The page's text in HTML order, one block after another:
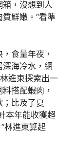
，沒想到人
鮮嫩。”看準
食量年夜，
海冷水，網
進東探索出一
搭配蝦肉，
；比及了夏
本年能收獲超
林進東算起